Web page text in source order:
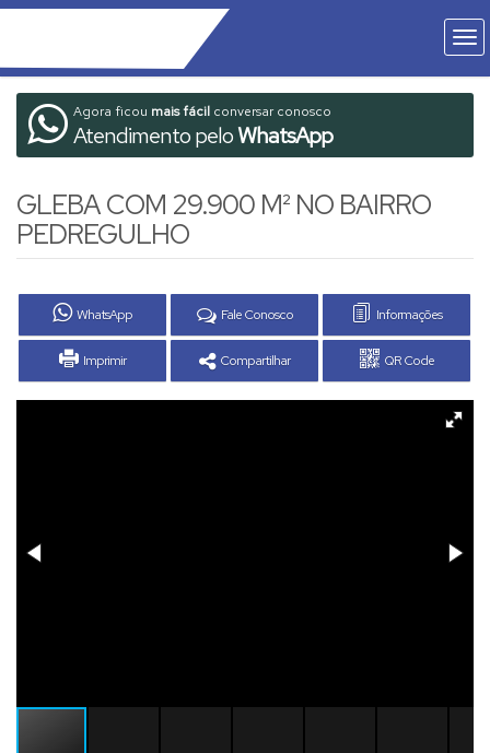
Agora ficou mais fácil conversar conosco
Atendimento peloWhatsApp
GLEBA COM 29.900 M² NO BAIRRO
PEDREGULHO
WhatsApp Fale Conosco Informações
Imprimir Compartilhar QR Code